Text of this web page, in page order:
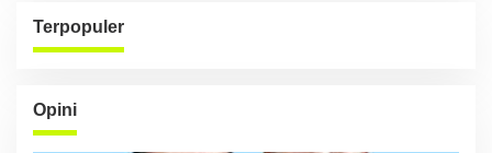
Terpopuler
Opini